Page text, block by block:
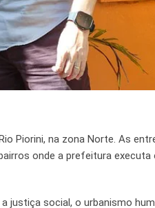
Piorini, na zona Norte. As
onde a prefeitura executa
justiça social, o urbanismo